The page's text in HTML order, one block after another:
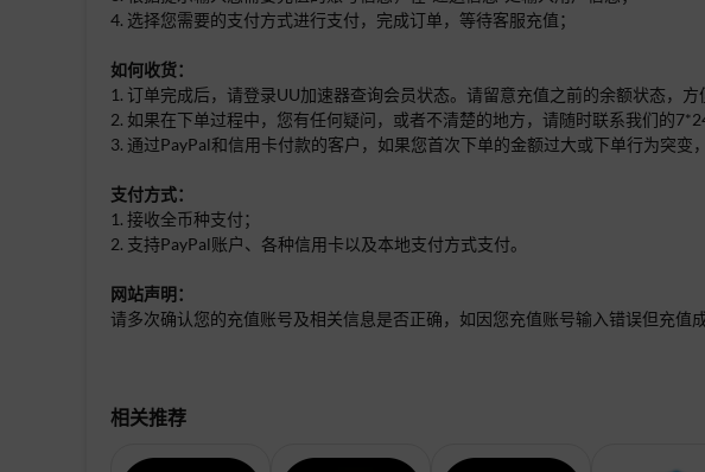
4. 选择您需要的支付方式进行支付，完成订单，等待客服充值；
如何收货：
1. 订单完成后，请登录UU加速器查询会员状态。请留意充值之前的余额状态，方
2. 如果在下单过程中，您有任何疑问，或者不清楚的地方，请随时联系我们的
3. 通过PayPal和信用卡付款的客户，如果您首次下单的金额过大或下单行为突
支付方式：
1. 接收全币种支付；
2. 支持PayPal账户、各种信用卡以及本地支付方式支付。
网站声明：
请多次确认您的充值账号及相关信息是否正确，如因您充值账号输入错误但充值
相关推荐